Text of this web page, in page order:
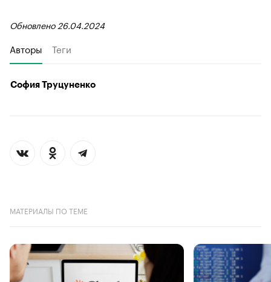
Обновлено 26.04.2024
Авторы Теги
София Труцуненко
МАТЕРИАЛЫ ПО ТЕМЕ